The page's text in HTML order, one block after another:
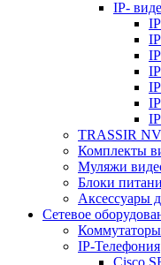
IP-
TRASSIR
Комплекты
Муляжи
Блоки
Аксессуары
Сетевое
Коммутаторы
IP-Телефония